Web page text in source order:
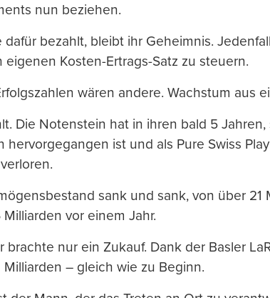
nun beziehen.
dafür bezahlt, bleibt ihr Geheimnis.
eigenen Kosten-Ertrags-Satz zu steuern.
wären andere. Wachstum aus
Die Notenstein hat in ihren bald 5
hervorgegangen ist und als Pure Swiss
sank und sank, von über 21
Milliarden vor einem Jahr.
brachte nur ein Zukauf. Dank der Basler
Milliarden – gleich wie zu Beginn.